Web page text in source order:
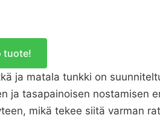
tuote!
ja matala tunkki on
ja tasapainoisen nostamisen
mikä tekee siitä varman